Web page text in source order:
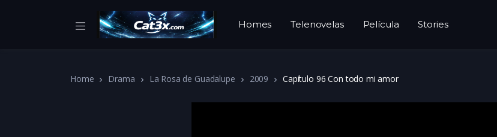
Homes Telenovelas Película Stories
Home Drama La Rosa de Guadalupe 2009 Capítulo 96 Con todo mi amor